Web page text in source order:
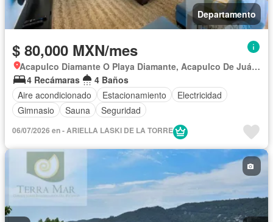
Departamento
$ 80,000 MXN/mes
Acapulco Diamante O Playa Diamante, Acapulco De Juárez
4 Recámaras
4 Baños
Aire acondicionado
Estacionamiento
Electricidad
Gimnasio
Sauna Seguridad
06/07/2026 en - ARIELLA LASKI DE LA TORRE